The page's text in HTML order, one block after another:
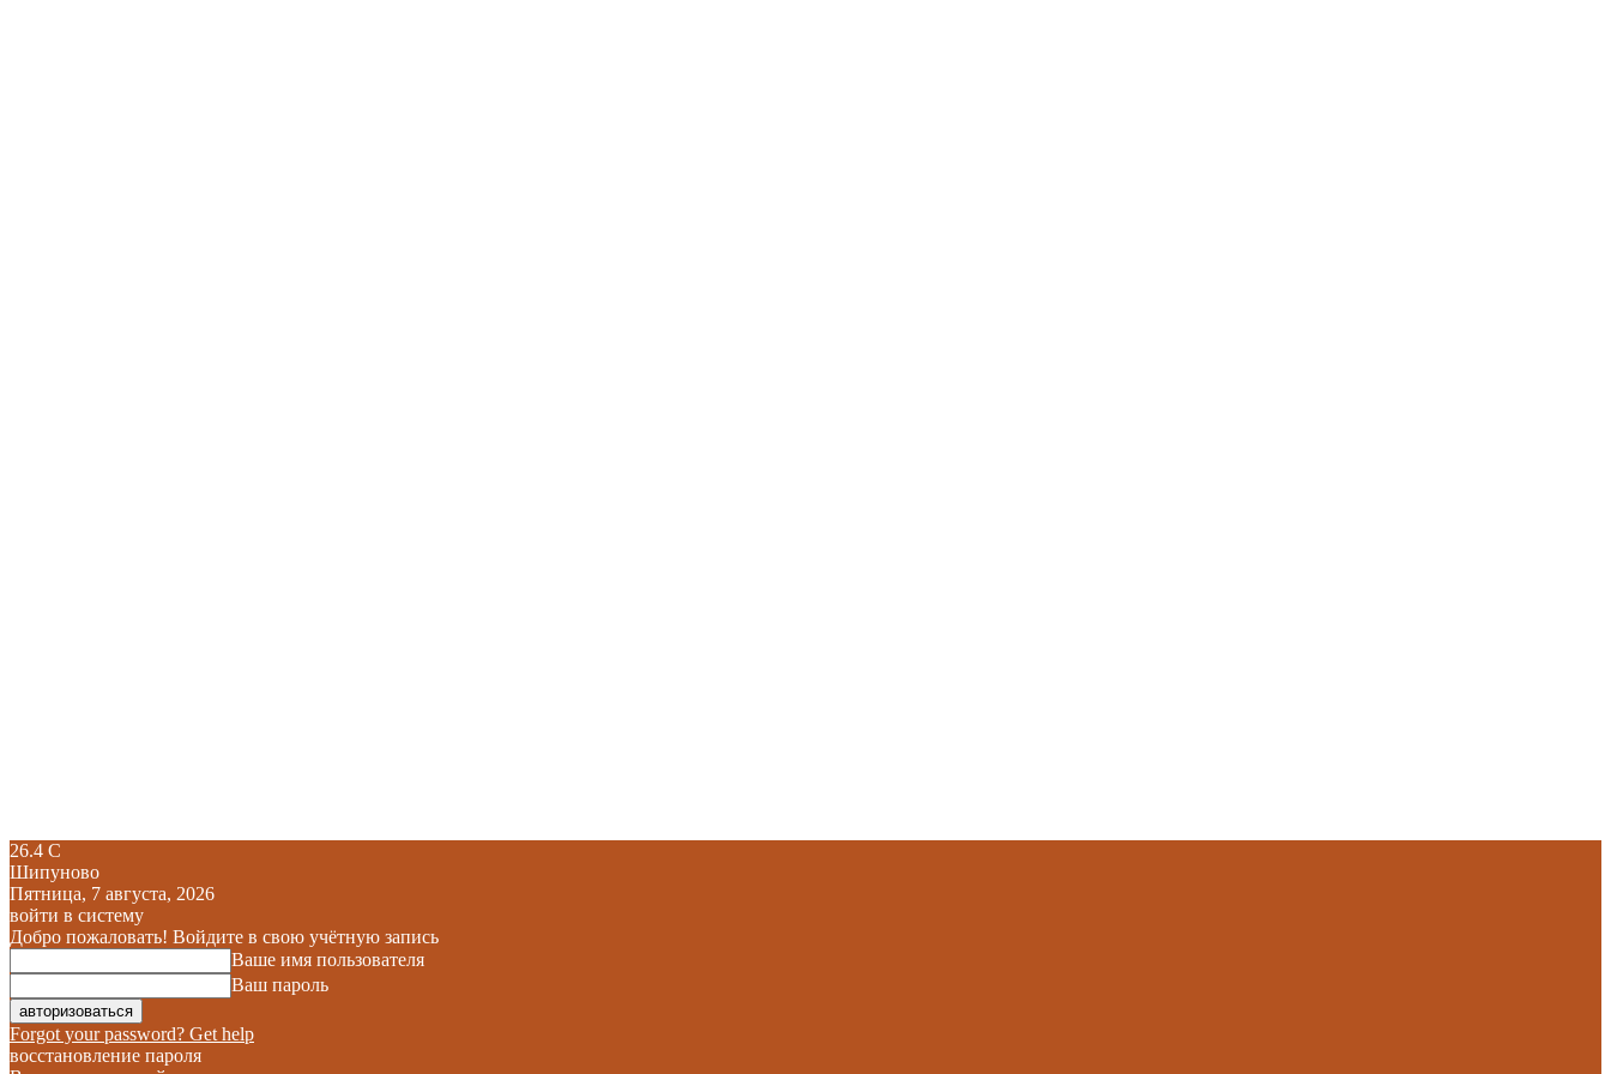
26.4 C
Шипуново
Пятница, 7 августа, 2026
войти в систему
Добро пожаловать! Войдите в свою учётную запись
Ваше имя пользователя
Ваш пароль
Forgot your password? Get help
восстановление пароля